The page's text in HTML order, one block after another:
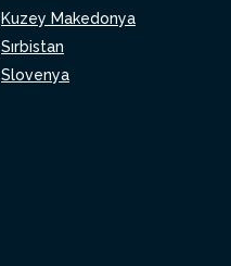
Kuzey Makedonya
Sırbistan
Slovenya